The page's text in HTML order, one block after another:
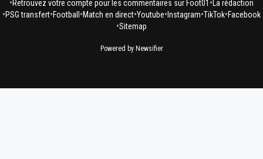
•Retrouvez votre compte pour les commentaires sur Foot01 • La rédaction
•PSG transfert•Football •Match en direct•Youtube• Instagram•TikTok•Facebook
•Sitemap
Powered by Newsifier